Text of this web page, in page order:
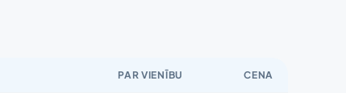
PAR VIENĪBU CENA